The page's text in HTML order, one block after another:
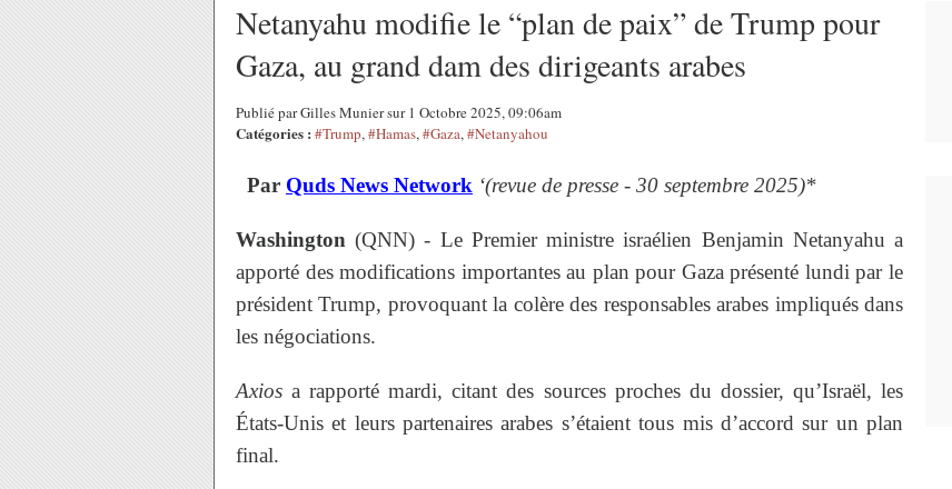
Netanyahu modifie le “plan de paix” de Trump pour
Gaza, au grand dam des dirigeants arabes
Publié par Gilles Munier sur 1 Octobre 2025, 09:06am
Catégories : #Trump,#Hamas,#Gaza,#Netanyahou
Par Quds News Network ‘(revue de presse - 30 septembre 2025)*
Washington (QNN) - Le Premier ministre israélien Benjamin Netanyahu a
apporté des modifications importantes au plan pour Gaza présenté lundi par le
président Trump, provoquant la colère des responsables arabes impliqués dans
les négociations.
Axios a rapporté mardi, citant des sources proches du dossier, qu’Israël, les
États-Unis et leurs partenaires arabes s’étaient tous mis d’accord sur un plan
final.